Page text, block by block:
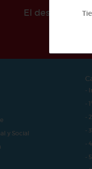
El desarollo
y Social
-
-
-
-
-
-